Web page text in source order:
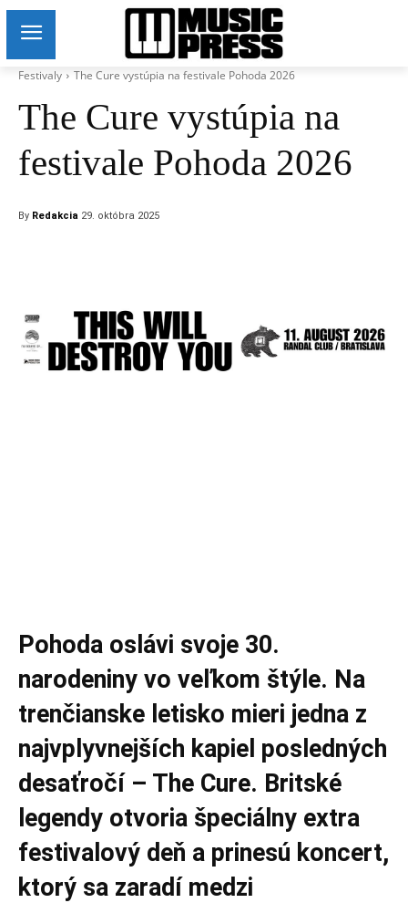
Festivaly The Cure vystúpia na festivale Pohoda 2026
The Cure vystúpia na
festivale Pohoda 2026
By Redakcia 29. októbra 2025
Pohoda oslávi svoje 30.
narodeniny vo veľkom štýle. Na
trenčianske letisko mieri jedna z
najvplyvnejších kapiel posledných
desaťročí – The Cure. Britské
legendy otvoria špeciálny extra
festivalový deň a prinesú koncert,
ktorý sa zaradí medzi